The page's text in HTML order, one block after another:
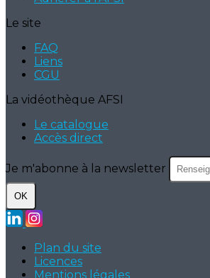
Le site
FAQ
Liens
CGU
La vidéothèque AFSI
Le catalogue
Accès direct
Je m'abonne à la newsletter
OK
Plan du site
Licences
Mentions légales